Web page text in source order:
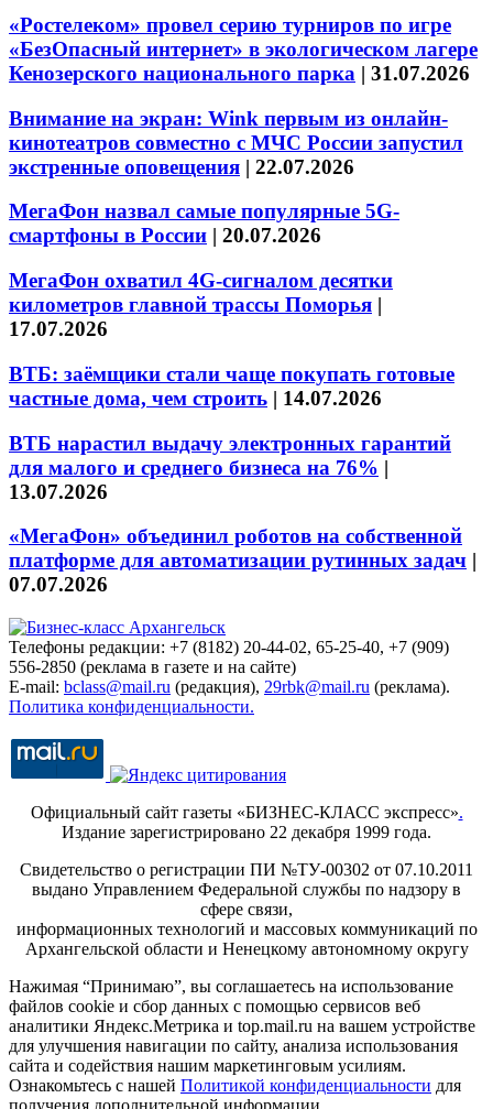
«Ростелеком» провел серию турниров по игре
«БезОпасный интернет» в экологическом лагере
Кенозерского национального парка | 31.07.2026
Внимание на экран: Wink первым из онлайн-
кинотеатров совместно с МЧС России запустил
экстренные оповещения | 22.07.2026
МегаФон назвал самые популярные 5G-
смартфоны в России | 20.07.2026
МегаФон охватил 4G-сигналом десятки
километров главной трассы Поморья |
17.07.2026
ВТБ: заёмщики стали чаще покупать готовые
частные дома, чем строить | 14.07.2026
ВТБ нарастил выдачу электронных гарантий
для малого и среднего бизнеса на 76% |
13.07.2026
«МегаФон» объединил роботов на собственной
платформе для автоматизации рутинных задач |
07.07.2026
Телефоны редакции: +7 (8182) 20-44-02, 65-25-40, +7 (909)
556-2850 (реклама в газете и на сайте)
E-mail: bclass@mail.ru (редакция), 29rbk@mail.ru (реклама).
Политика конфиденциальности.
Официальный сайт газеты «БИЗНЕС-КЛАСС экспресс».
Издание зарегистрировано 22 декабря 1999 года.
Свидетельство о регистрации ПИ №ТУ-00302 от 07.10.2011
выдано Управлением Федеральной службы по надзору в
сфере связи,
информационных технологий и массовых коммуникаций по
Архангельской области и Ненецкому автономному округу
Нажимая “Принимаю”, вы соглашаетесь на использование
файлов cookie и сбор данных с помощью сервисов веб
аналитики Яндекс.Метрика и top.mail.ru на вашем устройстве
для улучшения навигации по сайту, анализа использования
сайта и содействия нашим маркетинговым усилиям.
Ознакомьтесь с нашей Политикой конфиденциальности для
получения дополнительной информации.